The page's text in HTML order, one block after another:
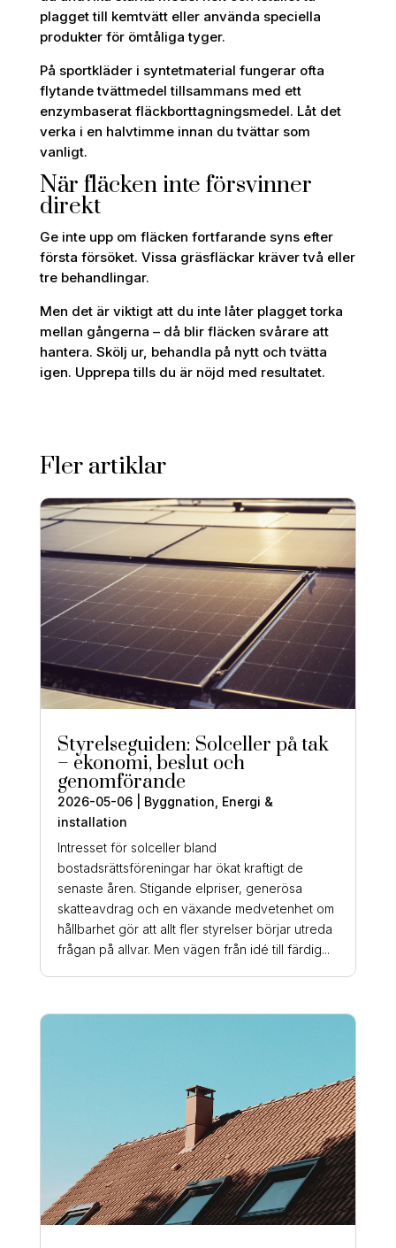
plagget till kemtvätt eller använda speciella
produkter för ömtåliga tyger.
På sportkläder i syntetmaterial fungerar ofta
flytande tvättmedel tillsammans med ett
enzymbaserat fläckborttagningsmedel. Låt det
verka i en halvtimme innan du tvättar som
vanligt.
När fläcken inte försvinner
direkt
Ge inte upp om fläcken fortfarande syns efter
första försöket. Vissa gräsfläckar kräver två eller
tre behandlingar.
Men det är viktigt att du inte låter plagget torka
mellan gångerna – då blir fläcken svårare att
hantera. Skölj ur, behandla på nytt och tvätta
igen. Upprepa tills du är nöjd med resultatet.
Fler artiklar
Styrelseguiden: Solceller på tak
– ekonomi, beslut och
genomförande
2026-05-06| Byggnation Energi &
installation
Intresset för solceller bland
bostadsrättsföreningar har ökat kraftigt de
senaste åren. Stigande elpriser, generösa
skatteavdrag och en växande medvetenhet om
hållbarhet gör att allt fler styrelser börjar utreda
frågan på allvar. Men vägen från idé till färdig...